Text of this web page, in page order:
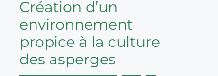
Création d’un
environnement
propice à la culture
des asperges